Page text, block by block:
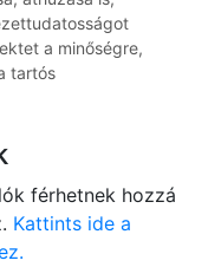
a minőségre,
tartós
férhetnek hozzá
Kattints ide a